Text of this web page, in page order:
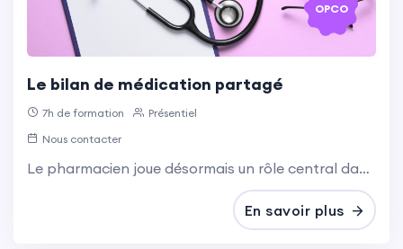
OPCO
Le bilan de médication partagé
7h de formation
Présentiel
Nous contacter
Le pharmacien joue désormais un rôle central dans le parcours de soins grâce aux entretiens pharmaceutiques structurés.
En savoir plus